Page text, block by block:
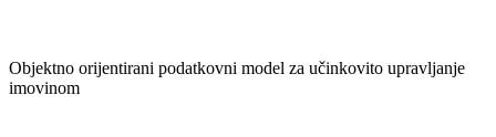
Objektno orijentirani podatkovni model za učinkovito upravljanje
imovinom